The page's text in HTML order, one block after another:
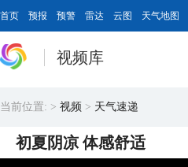
首页 预报 预警 雷达 云图 天气地图
视频库
当前位置: > 视频 > 天气速递
初夏阴凉 体感舒适